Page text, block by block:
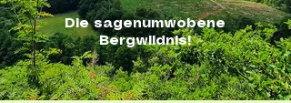
Die sagenumwobene
Bergwildnis!